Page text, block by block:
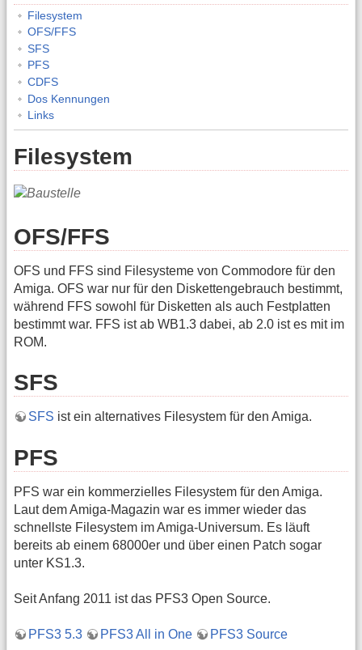
Filesystem
OFS/FFS
SFS
PFS
CDFS
Dos Kennungen
Links
Filesystem
OFS/FFS
OFS und FFS sind Filesysteme von Commodore für den
Amiga. OFS war nur für den Diskettengebrauch bestimmt,
während FFS sowohl für Disketten als auch Festplatten
bestimmt war. FFS ist ab WB1.3 dabei, ab 2.0 ist es mit im
ROM.
SFS
SFS ist ein alternatives Filesystem für den Amiga.
PFS
PFS war ein kommerzielles Filesystem für den Amiga.
Laut dem Amiga-Magazin war es immer wieder das
schnellste Filesystem im Amiga-Universum. Es läuft
bereits ab einem 68000er und über einen Patch sogar
unter KS1.3.
Seit Anfang 2011 ist das PFS3 Open Source.
PFS3 5.3 PFS3 All in One PFS3 Source